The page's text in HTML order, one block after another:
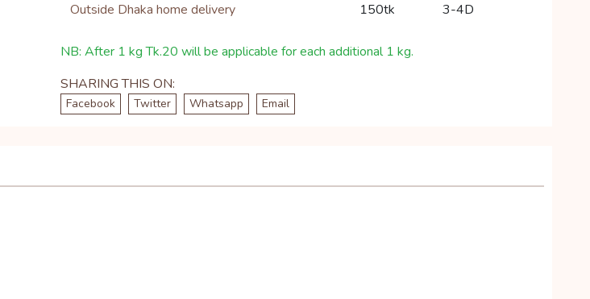
Outside Dhaka home delivery 150tk 3-4D
NB: After 1 kg Tk.20 will be applicable for each additional 1 kg.
SHARING THIS ON:
Facebook Twitter Whatsapp Email